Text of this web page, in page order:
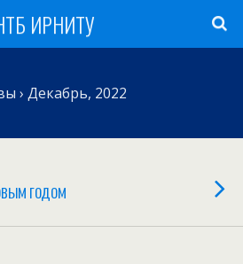
ИРНИТУ
› Декабрь, 2022
годом